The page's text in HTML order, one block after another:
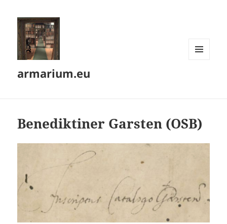
armarium.eu
Benediktiner Garsten (OSB)